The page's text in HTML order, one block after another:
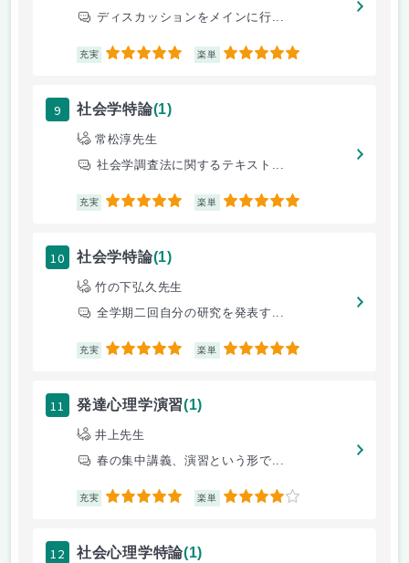
ディスカッションをメインに行...
充実 5 楽単 5
9 社会学特論(1)
常松淳先生
社会学調査法に関するテキスト...
充実 5 楽単 5
10 社会学特論(1)
竹の下弘久先生
全学期二回自分の研究を発表す...
充実 5 楽単 5
11 発達心理学演習(1)
井上先生
春の集中講義、演習という形で...
充実 5 楽単 4
12 社会心理学特論(1)